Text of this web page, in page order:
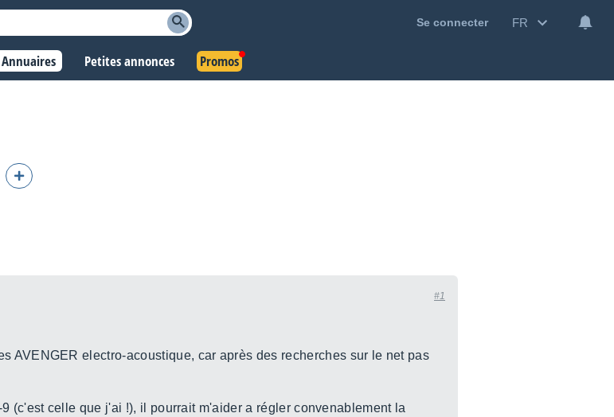
Se connecter FR
Annuaires Petites annonces Promos
#1
AVENGER electro-acoustique, car après des recherches sur le net pas
(c'est celle que j'ai !), il pourrait m'aider a régler convenablement la